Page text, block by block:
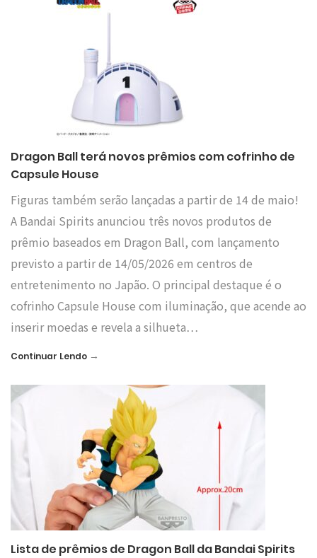
Dragon Ball terá novos prêmios com cofrinho de
Capsule House
Figuras também serão lançadas a partir de 14 de maio!
A Bandai Spirits anunciou três novos produtos de
prêmio baseados em Dragon Ball, com lançamento
previsto a partir de 14/05/2026 em centros de
entretenimento no Japão. O principal destaque é o
cofrinho Capsule House com iluminação, que acende ao
inserir moedas e revela a silhueta…
Continuar Lendo →
Lista de prêmios de Dragon Ball da Bandai Spirits